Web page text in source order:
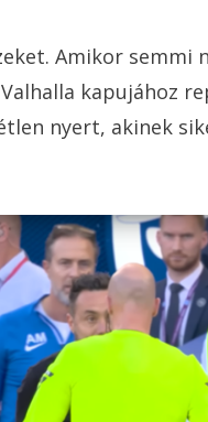
Amikor semmi
kapujához
nyert, akinek